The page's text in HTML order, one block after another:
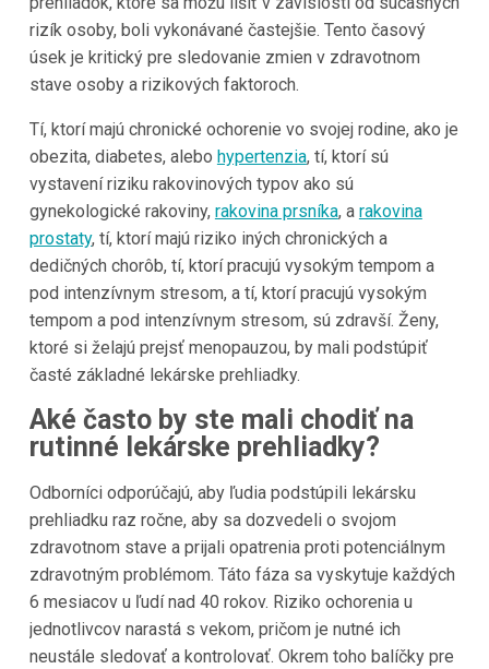
rizík osoby, boli vykonávané častejšie. Tento časový
úsek je kritický pre sledovanie zmien v zdravotnom
stave osoby a rizikových faktoroch.
Tí, ktorí majú chronické ochorenie vo svojej rodine, ako je
obezita, diabetes, alebo hypertenzia, tí, ktorí sú
vystavení riziku rakovinových typov ako sú
gynekologické rakoviny, rakovina prsníka, a rakovina
prostaty, tí, ktorí majú riziko iných chronických a
dedičných chorôb, tí, ktorí pracujú vysokým tempom a
pod intenzívnym stresom, a tí, ktorí pracujú vysokým
tempom a pod intenzívnym stresom, sú zdravší. Ženy,
ktoré si želajú prejsť menopauzou, by mali podstúpiť
časté základné lekárske prehliadky.
Aké často by ste mali chodiť na
rutinné lekárske prehliadky?
Odborníci odporúčajú, aby ľudia podstúpili lekársku
prehliadku raz ročne, aby sa dozvedeli o svojom
zdravotnom stave a prijali opatrenia proti potenciálnym
zdravotným problémom. Táto fáza sa vyskytuje každých
6 mesiacov u ľudí nad 40 rokov. Riziko ochorenia u
jednotlivcov narastá s vekom, pričom je nutné ich
neustále sledovať a kontrolovať. Okrem toho balíčky pre